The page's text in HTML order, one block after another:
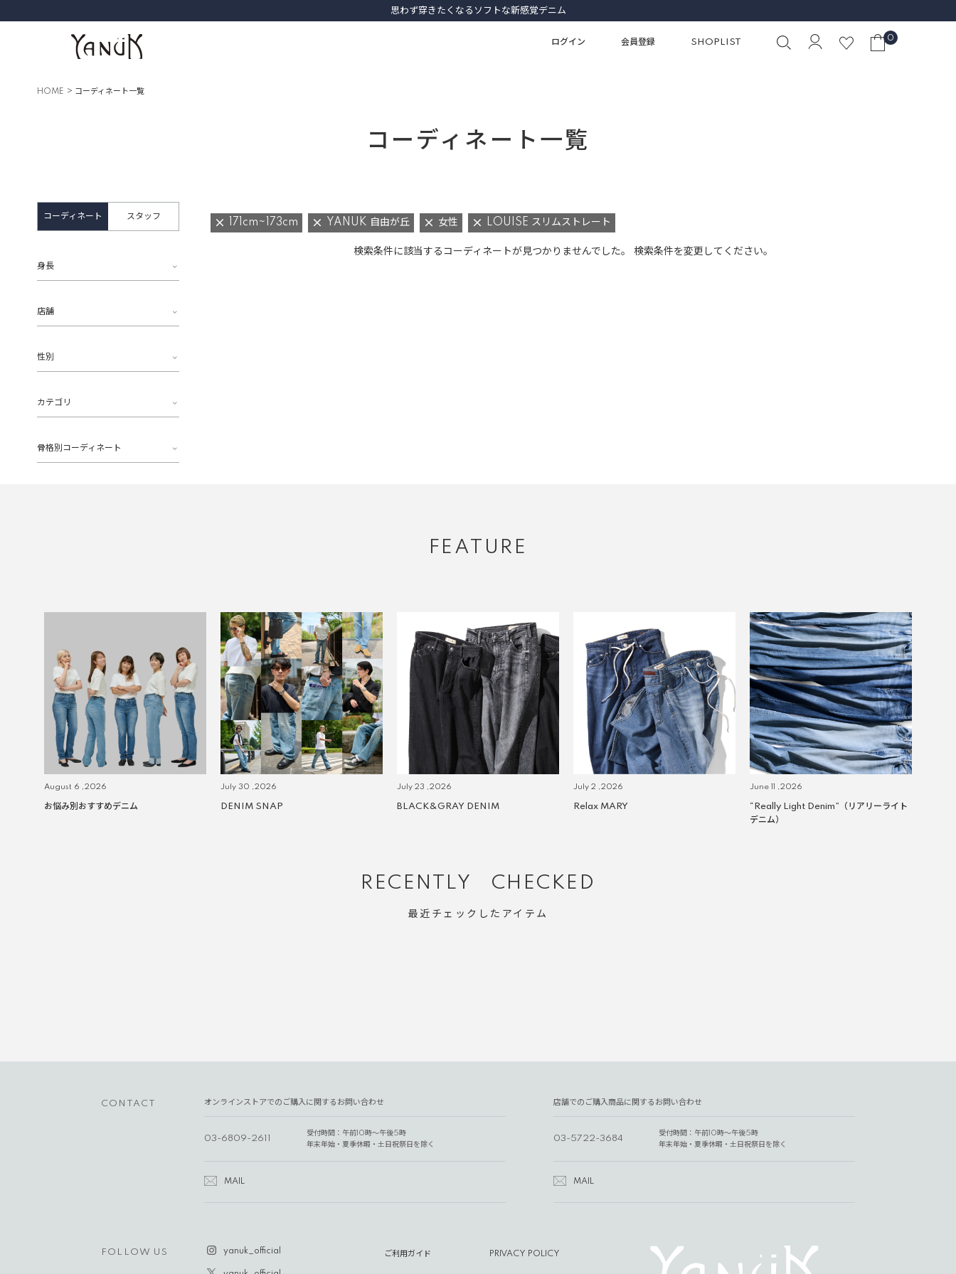
思わず穿きたくなるソフトな新感覚デニム
ログイン 会員登録 SHOPLIST 0
HOME コーディネート一覧
コーディネート一覧
コーディネート スタッフ
身長
店舗
性別
カテゴリ
骨格別コーディネート
171cm~173cm YANUK 自由が丘 女性 LOUISE スリムストレート
検索条件に該当するコーディネートが見つかりませんでした。 検索条件を変更してください。
FEATURE
August 6 ,2026
お悩み別おすすめデニム
July 30 ,2026
DENIM SNAP
July 23 ,2026
BLACK&GRAY DENIM
July 2 ,2026
Relax MARY
June 11 ,2026
“Really Light Denim”（リアリーライト
デニム）
RECENTLY CHECKED
最近チェックしたアイテム
CONTACT オンラインストアでのご購入に関するお問い合わせ
03-6809-2611
受付時間：午前10時～午後5時
年末年始・夏季休暇・土日祝祭日を除く
MAIL
店舗でのご購入商品に関するお問い合わせ
03-5722-3684
受付時間：午前10時～午後5時
年末年始・夏季休暇・土日祝祭日を除く
MAIL
FOLLOW US yanuk_official ご利用ガイド PRIVACY POLICY